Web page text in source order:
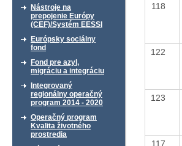
Nástroje na
prepojenie Európy
(CEF)/Systém EESSI
Európsky sociálny
fond
Fond pre azyl,
migráciu a integráciu
Integrovaný
regionálny operačný
program 2014 - 2020
Operačný program
Kvalita životného
prostredia
118
122
123
117